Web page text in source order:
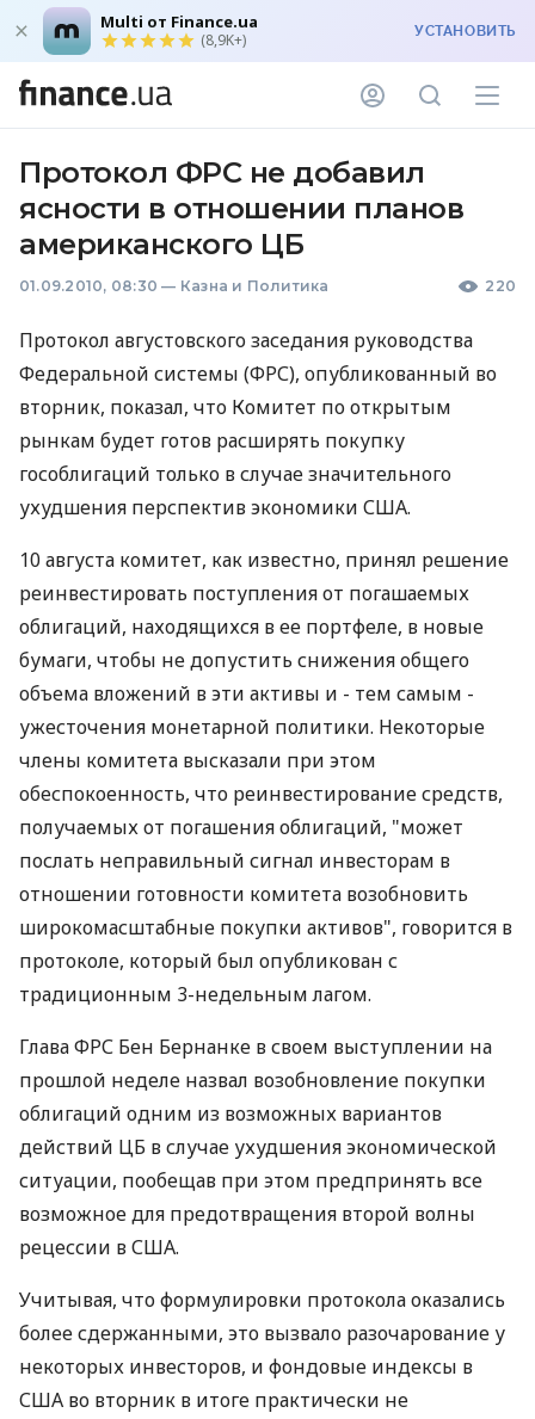
Multi от Finance.ua
(8,9K+) УСТАНОВИТЬ
Протокол ФРС не добавил
ясности в отношении планов
американского ЦБ
01.09.2010, 08:30 — Казна и Политика 220
Протокол августовского заседания руководства
Федеральной системы (ФРС), опубликованный во
вторник, показал, что Комитет по открытым
рынкам будет готов расширять покупку
гособлигаций только в случае значительного
ухудшения перспектив экономики США.
10 августа комитет, как известно, принял решение
реинвестировать поступления от погашаемых
облигаций, находящихся в ее портфеле, в новые
бумаги, чтобы не допустить снижения общего
объема вложений в эти активы и - тем самым -
ужесточения монетарной политики. Некоторые
члены комитета высказали при этом
обеспокоенность, что реинвестирование средств,
получаемых от погашения облигаций, "может
послать неправильный сигнал инвесторам в
отношении готовности комитета возобновить
широкомасштабные покупки активов", говорится в
протоколе, который был опубликован с
традиционным 3-недельным лагом.
Глава ФРС Бен Бернанке в своем выступлении на
прошлой неделе назвал возобновление покупки
облигаций одним из возможных вариантов
действий ЦБ в случае ухудшения экономической
ситуации, пообещав при этом предпринять все
возможное для предотвращения второй волны
рецессии в США.
Учитывая, что формулировки протокола оказались
более сдержанными, это вызвало разочарование у
некоторых инвесторов, и фондовые индексы в
США во вторник в итоге практически не